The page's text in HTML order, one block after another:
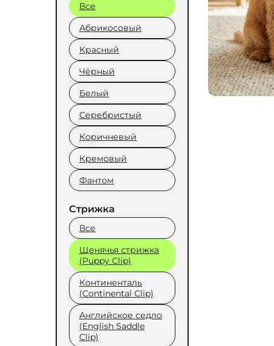
Все
Абрикосовый
Красный
Чёрный
Белый
Серебристый
Коричневый
Кремовый
Фантом
Стрижка
Все
Щенячья стрижка
(Puppy Clip)
Континенталь
(Continental Clip)
Английское седло
(English Saddle
Clip)